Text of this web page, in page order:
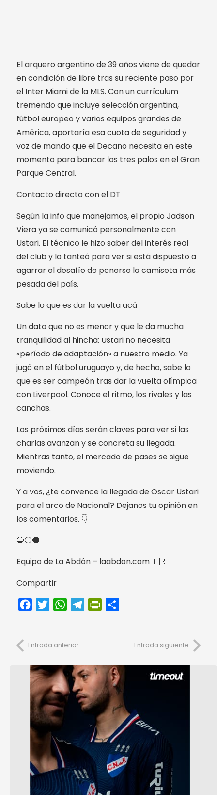
El arquero argentino de 39 años viene de quedar
en condición de libre tras su reciente paso por
el Inter Miami de la MLS. Con un currículum
tremendo que incluye selección argentina,
fútbol europeo y varios equipos grandes de
América, aportaría esa cuota de seguridad y
voz de mando que el Decano necesita en este
momento para bancar los tres palos en el Gran
Parque Central.
Contacto directo con el DT
Según la info que manejamos, el propio Jadson
Viera ya se comunicó personalmente con
Ustari. El técnico le hizo saber del interés real
del club y lo tanteó para ver si está dispuesto a
agarrar el desafío de ponerse la camiseta más
pesada del país.
Sabe lo que es dar la vuelta acá
Un dato que no es menor y que le da mucha
tranquilidad al hincha: Ustari no necesita
«período de adaptación» a nuestro medio. Ya
jugó en el fútbol uruguayo y, de hecho, sabe lo
que es ser campeón tras dar la vuelta olímpica
con Liverpool. Conoce el ritmo, los rivales y las
canchas.
Los próximos días serán claves para ver si las
charlas avanzan y se concreta su llegada.
Mientras tanto, el mercado de pases se sigue
moviendo.
Y a vos, ¿te convence la llegada de Oscar Ustari
para el arco de Nacional? Dejanos tu opinión en
los comentarios. 👇
🔵⚪🔴
Equipo de La Abdón – laabdon.com 🇫🇷
Compartir
FacebookTwitterWhatsAppTelegramPrintFriendly
Entrada anterior Entrada siguiente